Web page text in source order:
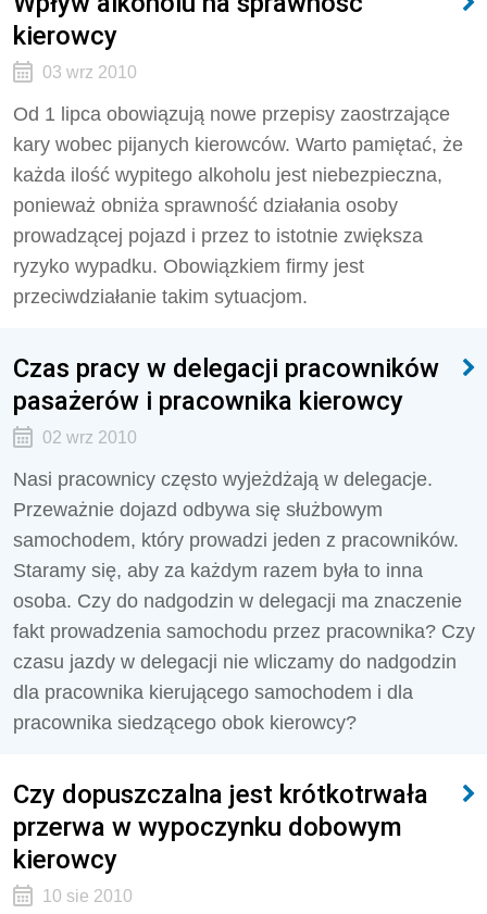
kierowcy
03 wrz 2010
Od 1 lipca obowiązują nowe przepisy zaostrzające
kary wobec pijanych kierowców. Warto pamiętać, że
każda ilość wypitego alkoholu jest niebezpieczna,
ponieważ obniża sprawność działania osoby
prowadzącej pojazd i przez to istotnie zwiększa
ryzyko wypadku. Obowiązkiem firmy jest
przeciwdziałanie takim sytuacjom.
Czas pracy w delegacji pracowników
pasażerów i pracownika kierowcy
02 wrz 2010
Nasi pracownicy często wyjeżdżają w delegacje.
Przeważnie dojazd odbywa się służbowym
samochodem, który prowadzi jeden z pracowników.
Staramy się, aby za każdym razem była to inna
osoba. Czy do nadgodzin w delegacji ma znaczenie
fakt prowadzenia samochodu przez pracownika? Czy
czasu jazdy w delegacji nie wliczamy do nadgodzin
dla pracownika kierującego samochodem i dla
pracownika siedzącego obok kierowcy?
Czy dopuszczalna jest krótkotrwała
przerwa w wypoczynku dobowym
kierowcy
10 sie 2010